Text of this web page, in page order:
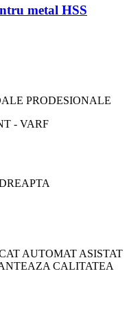
metal HSS
PRODESIONALE
- VARF
AUTOMAT ASISTAT
CALITATEA